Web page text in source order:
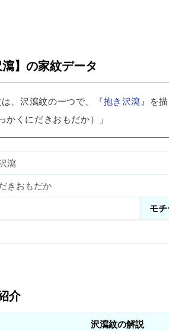
瀉】の家紋データ
、沢瀉紋の一つで、『抱き沢瀉』を
かくにだきおもだか）」
瀉
きおもだか
モ
介
沢瀉紋の解説